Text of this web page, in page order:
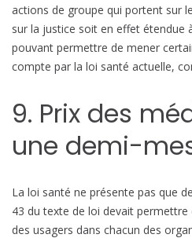
actions de groupe qui portent sur
sur la justice soit en effet étendue
pouvant permettre de mener
compte par la loi santé actuelle,
9. Prix des
une demi-
La loi santé ne présente pas que
43 du texte de loi devait permettre
des usagers dans chacun des